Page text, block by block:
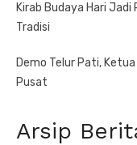
Kirab Budaya Hari
Tradisi
Demo Telur Pati,
Pusat
Arsip